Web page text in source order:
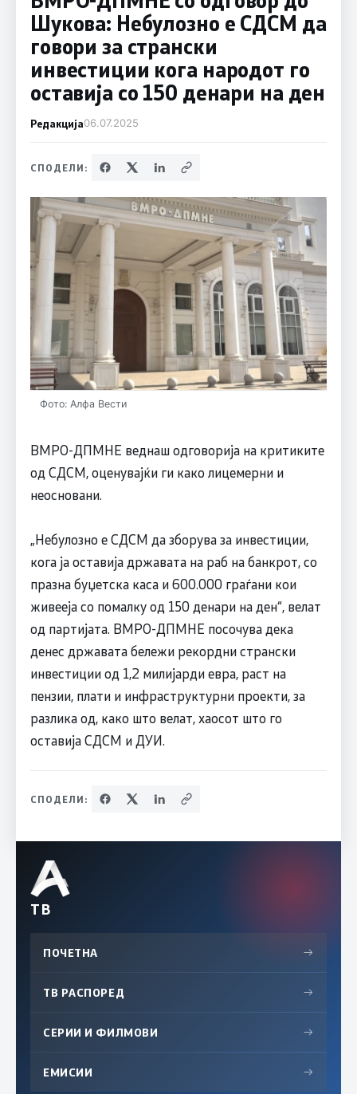
Шукова: Небулозно е СДСМ да
говори за странски
инвестиции кога народот го
оставија со 150 денари на ден
Редакција06.07.2025
СПОДЕЛИ:
Фото: Алфа Вести
ВМРО-ДПМНЕ веднаш одговорија на критиките
од СДСМ, оценувајќи ги како лицемерни и
неосновани.
„Небулозно е СДСМ да зборува за инвестиции,
кога ја оставија државата на раб на банкрот, со
празна буџетска каса и 600.000 граѓани кои
живееја со помалку од 150 денари на ден“, велат
од партијата. ВМРО-ДПМНЕ посочува дека
денес државата бележи рекордни странски
инвестиции од 1,2 милијарди евра, раст на
пензии, плати и инфраструктурни проекти, за
разлика од, како што велат, хаосот што го
оставија СДСМ и ДУИ.
СПОДЕЛИ:
ТВ
ПОЧЕТНА →
ТВ РАСПОРЕД →
СЕРИИ И ФИЛМОВИ →
ЕМИСИИ →